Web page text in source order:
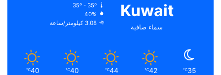
Kuwait
سماء صافية
35º - 35º
40%
3.08 كيلومتر/ساعة
35
℃
42
℃
44
℃
40
℃
40
℃